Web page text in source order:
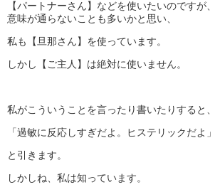
【パートナーさん】などを使いたいのですが
意味が通らないことも多いかと思い、
私も【旦那さん】を使っています。
しかし【ご主人】は絶対に使いません。
私がこういうことを言ったり書いたりすると
「過敏に反応しすぎだよ。ヒステリックだよ」
と引きます。
しかしね、私は知っています。